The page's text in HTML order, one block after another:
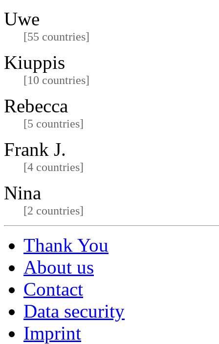
Uwe
[55 countries]
Kiuppis
[10 countries]
Rebecca
[5 countries]
Frank J.
[4 countries]
Nina
[2 countries]
Thank You
About us
Contact
Data security
Imprint